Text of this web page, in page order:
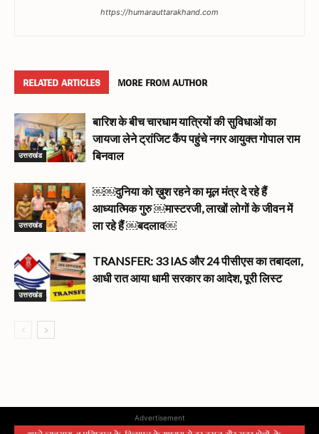
https://humarauttarakhand.com
RELATED ARTICLES MORE FROM AUTHOR
उत्तराखंड
बारिश के बीच चारधाम यात्रियों की सुविधाओं का
जायजा लेने ट्रांजिट कैंप पहुंचे नगर आयुक्त गोपाल राम
बिनवाल
उत्तराखंड
￼￼दुनिया को ख़ुश रहने का मूल मंत्र दे रहे हैं
आध्यात्मिक गुरु ￼मास्टरजी, लाखों लोगों के जीवन में
ला रहे हैं ￼बदलाव￼
उत्तराखंड
TRANSFER: 33 IAS और 24 पीसीएस का तबादला,
आधी रात आया धामी सरकार का आदेश, पूरी लिस्ट
Advertisement